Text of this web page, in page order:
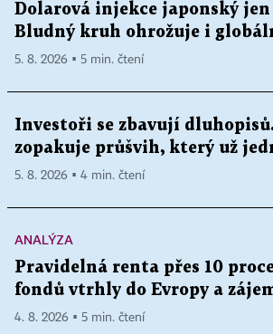
Dolarová injekce japonský
Bludný kruh ohrožuje i
5. 8. 2026 ▪ 5 min. čtení
Investoři se zbavují dluhopisů.
zopakuje průšvih, který už
5. 8. 2026 ▪ 4 min. čtení
ANALÝZA
Pravidelná renta přes 10
fondů vtrhly do Evropy a
4. 8. 2026 ▪ 5 min. čtení